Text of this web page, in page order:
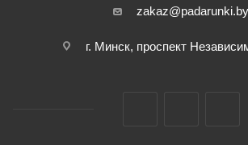
zakaz@padarunki.by
г. Минск, проспект